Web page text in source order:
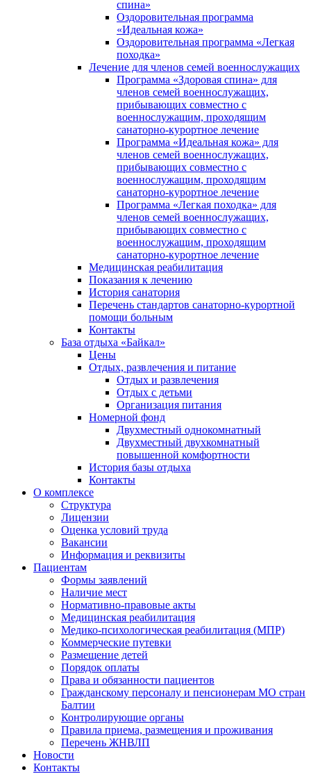
спина»
Оздоровительная программа
«Идеальная кожа»
Оздоровительная программа «Легкая
походка»
Лечение для членов семей военнослужащих
Программа «Здоровая спина» для
членов семей военнослужащих,
прибывающих совместно с
военнослужащим, проходящим
санаторно-курортное лечение
Программа «Идеальная кожа» для
членов семей военнослужащих,
прибывающих совместно с
военнослужащим, проходящим
санаторно-курортное лечение
Программа «Легкая походка» для
членов семей военнослужащих,
прибывающих совместно с
военнослужащим, проходящим
санаторно-курортное лечение
Медицинская реабилитация
Показания к лечению
История санатория
Перечень стандартов санаторно-курортной
помощи больным
Контакты
База отдыха «Байкал»
Цены
Отдых, развлечения и питание
Отдых и развлечения
Отдых с детьми
Организация питания
Номерной фонд
Двухместный однокомнатный
Двухместный двухкомнатный
повышенной комфортности
История базы отдыха
Контакты
О комплексе
Структура
Лицензии
Оценка условий труда
Вакансии
Информация и реквизиты
Пациентам
Формы заявлений
Наличие мест
Нормативно-правовые акты
Медицинская реабилитация
Медико-психологическая реабилитация (МПР)
Коммерческие путевки
Размещение детей
Порядок оплаты
Права и обязанности пациентов
Гражданскому персоналу и пенсионерам МО стран
Балтии
Контролирующие органы
Правила приема, размещения и проживания
Перечень ЖНВЛП
Новости
Контакты